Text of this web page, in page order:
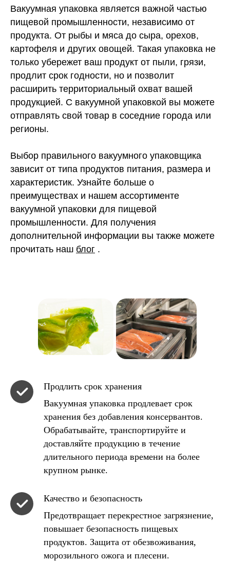
Вакуумная упаковка является важной частью
пищевой промышленности, независимо от
продукта. От рыбы и мяса до сыра, орехов,
картофеля и других овощей. Такая упаковка не
только убережет ваш продукт от пыли, грязи,
продлит срок годности, но и позволит
расширить территориальный охват вашей
продукцией. С вакуумной упаковкой вы можете
отправлять свой товар в соседние города или
регионы.
Выбор правильного вакуумного упаковщика
зависит от типа продуктов питания, размера и
характеристик. Узнайте больше о
преимуществах и нашем ассортименте
вакуумной упаковки для пищевой
промышленности. Для получения
дополнительной информации вы также можете
прочитать наш блог .
Продлить срок хранения
Вакуумная упаковка продлевает срок
хранения без добавления консервантов.
Обрабатывайте, транспортируйте и
доставляйте продукцию в течение
длительного периода времени на более
крупном рынке.
Качество и безопасность
Предотвращает перекрестное загрязнение,
повышает безопасность пищевых
продуктов. Защита от обезвоживания,
морозильного ожога и плесени.